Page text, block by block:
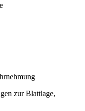
zur Blattlage,